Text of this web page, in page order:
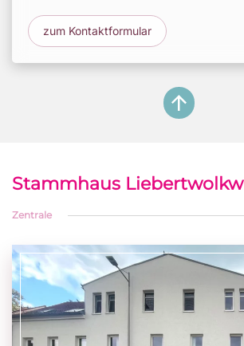
zum Kontaktformular
Stammhaus
Zentrale